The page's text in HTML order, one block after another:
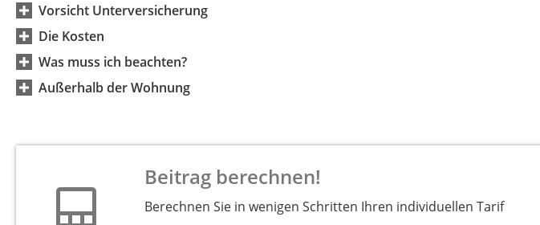
Vorsicht Unterversicherung
Die Kosten
Was muss ich beachten?
Außerhalb der Wohnung
Beitrag berechnen!
Berechnen Sie in wenigen Schritten Ihren individuellen Tarif